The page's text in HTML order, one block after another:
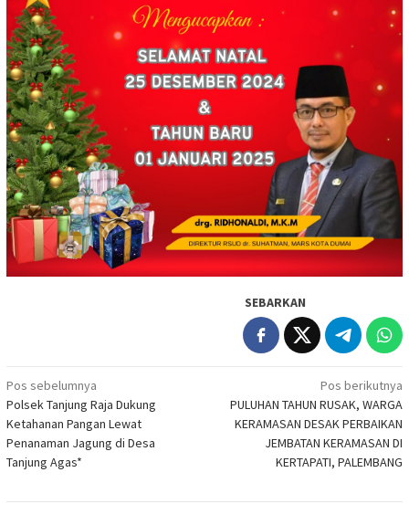
SEBARKAN
Navigasi
pos
Pos sebelumnya
Polsek Tanjung Raja Dukung
Ketahanan Pangan Lewat
Penanaman Jagung di Desa
Tanjung Agas*
Pos berikutnya
PULUHAN TAHUN RUSAK, WARGA
KERAMASAN DESAK PERBAIKAN
JEMBATAN KERAMASAN DI
KERTAPATI, PALEMBANG